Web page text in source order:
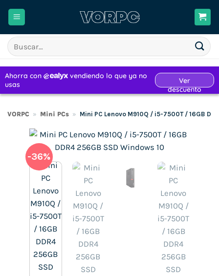
Buscar
por:
VORPC » Mini PCs » Mini PC Lenovo M910Q / i5-7500T / 16GB
-36%